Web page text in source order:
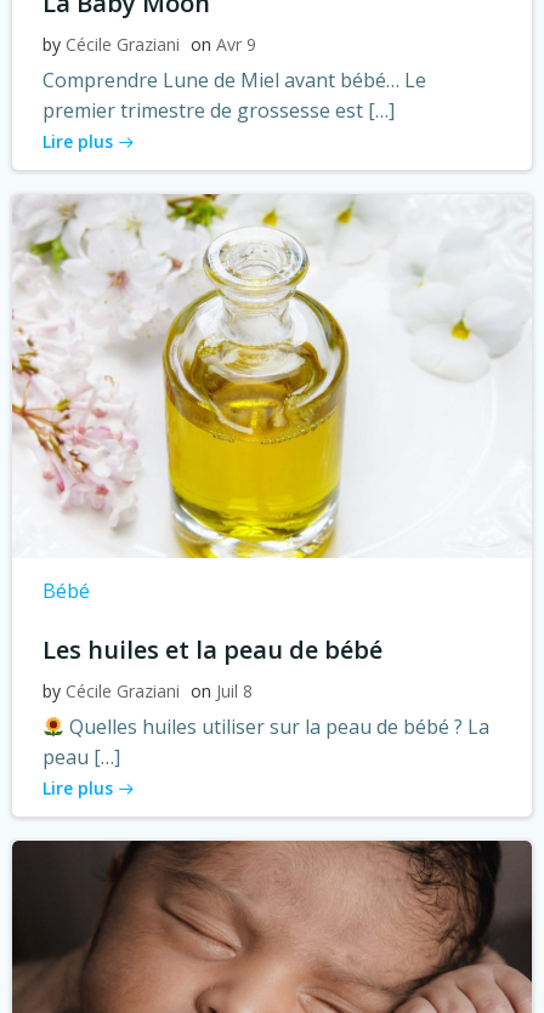
by Cécile Graziani on Avr 9
Comprendre Lune de Miel avant bébé… Le
premier trimestre de grossesse est […]
Lire plus
Bébé
Les huiles et la peau de bébé
by Cécile Graziani on Juil 8
Quelles huiles utiliser sur la peau de bébé ? La
peau […]
Lire plus